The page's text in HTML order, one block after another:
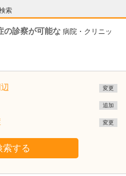
索
の診察が可能な 病院・クリニッ
変更
追加
変更
索する